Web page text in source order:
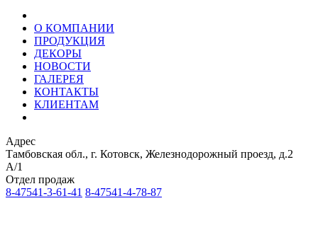
О КОМПАНИИ
ПРОДУКЦИЯ
ДЕКОРЫ
НОВОСТИ
ГАЛЕРЕЯ
КОНТАКТЫ
КЛИЕНТАМ
Адрес
Тамбовская обл., г. Котовск, Железнодорожный проезд, д.2
А/1
Отдел продаж
8-47541-3-61-41 8-47541-4-78-87